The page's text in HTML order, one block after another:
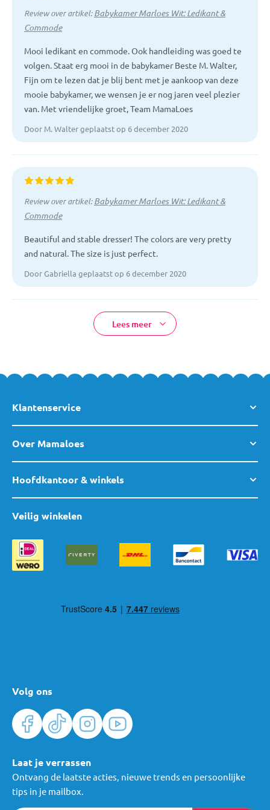
Review over artikel:Babykamer Marloes Wit: Ledikant &
Commode
Mooi ledikant en commode. Ook handleiding was goed te
volgen. Staat erg mooi in de babykamer Beste M. Walter,
Fijn om te lezen dat je blij bent met je aankoop van deze
mooie babykamer, we wensen je er nog jaren veel plezier
van. Met vriendelijke groet, Team MamaLoes
Door M. Walter geplaatst op 6 december 2020
Review over artikel:Babykamer Marloes Wit: Ledikant &
Commode
Beautiful and stable dresser! The colors are very pretty
and natural. The size is just perfect.
Door Gabriella geplaatst op 6 december 2020
Lees meer
Klantenservice
Over Mamaloes
Hoofdkantoor & winkels
Volg ons
Veilig winkelen
Laat je verrassen
Ontvang de laatste acties, nieuwe trends en persoonlijke
tips in je mailbox.